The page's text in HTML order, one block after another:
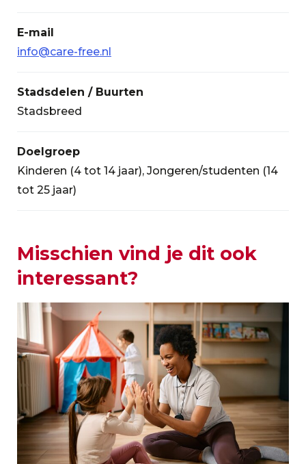
E-mail
info@care-free.nl
Stadsdelen / Buurten
Stadsbreed
Doelgroep
Kinderen (4 tot 14 jaar), Jongeren/studenten (14
tot 25 jaar)
Misschien vind je dit ook
interessant?